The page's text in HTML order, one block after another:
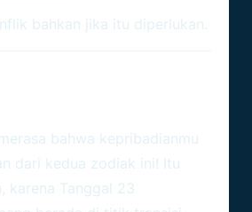
bahkan jika itu diperlukan.
bahwa kepribadianmu
dari kedua zodiak ini! Itu
karena Tanggal 23